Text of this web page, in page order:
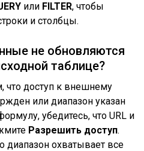
или FILTER, чтобы
и столбцы.
не обновляются
таблице?
что доступ к внешнему
или диапазон указан
убедитесь, что URL и
Разрешить доступ.
диапазон охватывает все